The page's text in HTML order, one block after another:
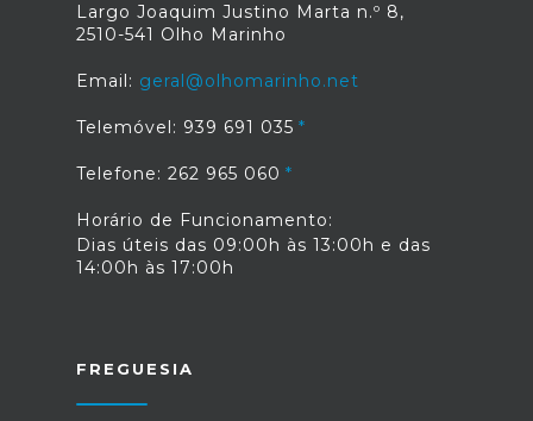
Largo Joaquim Justino Marta n.º 8,
2510-541 Olho Marinho
Email: geral@olhomarinho.net
Telemóvel: 939 691 035
Telefone: 262 965 060
Horário de Funcionamento:
Dias úteis das 09:00h às 13:00h e das
14:00h às 17:00h
FREGUESIA